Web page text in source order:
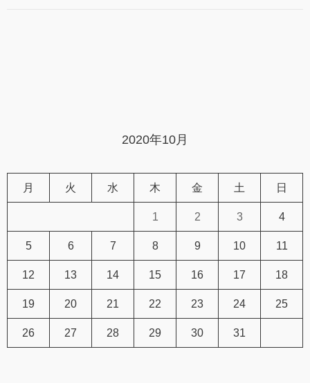
2020年10月
月 火 水 木 金 土 日
1 2 3 4
5 6 7 8 9 10 11
12 13 14 15 16 17 18
19 20 21 22 23 24 25
26 27 28 29 30 31